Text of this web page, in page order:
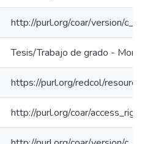
http://purl.org/coar/version/
Tesis/Trabajo de grado -
https://purl.org/redcol/
http://purl.org/coar/